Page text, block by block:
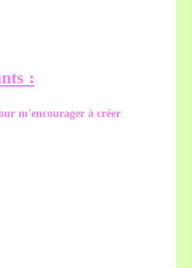
:
m'encourager à créer